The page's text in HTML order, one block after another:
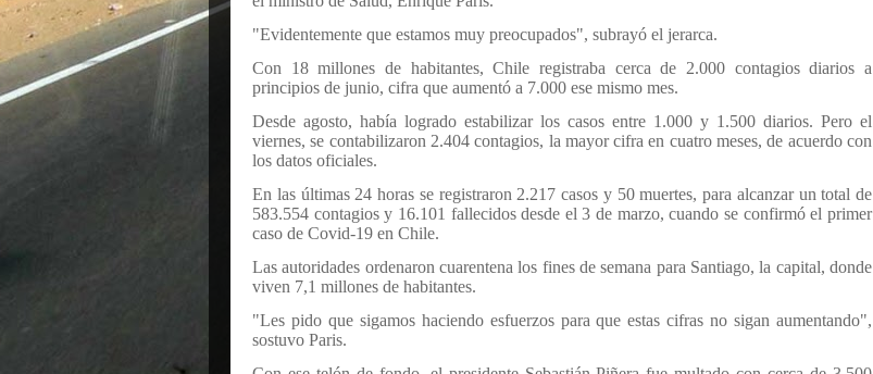
"Evidentemente que estamos muy preocupados", subrayó el jerarca.
Con 18 millones de habitantes, Chile registraba cerca de 2.000 contagios diarios a
principios de junio, cifra que aumentó a 7.000 ese mismo mes.
Desde agosto, había logrado estabilizar los casos entre 1.000 y 1.500 diarios. Pero el
viernes, se contabilizaron 2.404 contagios, la mayor cifra en cuatro meses, de acuerdo con
los datos oficiales.
En las últimas 24 horas se registraron 2.217 casos y 50 muertes, para alcanzar un total de
583.554 contagios y 16.101 fallecidos desde el 3 de marzo, cuando se confirmó el primer
caso de Covid-19 en Chile.
Las autoridades ordenaron cuarentena los fines de semana para Santiago, la capital, donde
viven 7,1 millones de habitantes.
"Les pido que sigamos haciendo esfuerzos para que estas cifras no sigan aumentando",
sostuvo Paris.